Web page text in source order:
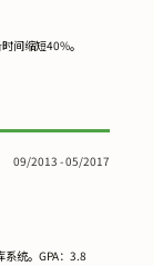
间缩短40%。
09/2013 - 05/2017
统。GPA：3.8